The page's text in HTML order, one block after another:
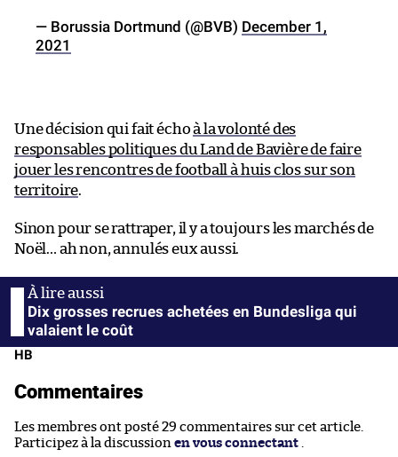
— Borussia Dortmund (@BVB) December 1,
2021
Une décision qui fait échoà la volonté des
responsables politiques du Land de Bavière de faire
jouer les rencontres de football à huis clos sur son
territoire.
Sinon pour se rattraper, il y a toujours les marchés de
Noël… ah non, annulés eux aussi.
Dix grosses recrues achetées en Bundesliga qui
valaient le coût
HB
Commentaires
Les membres ont posté 29 commentaires sur cet article.
Participez à la discussion en vous connectant